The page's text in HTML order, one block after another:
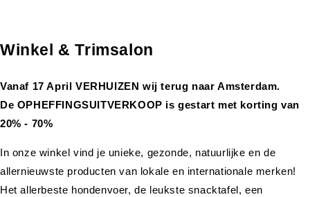
Winkel & Trimsalon
Vanaf 17 April VERHUIZEN wij terug naar Amsterdam.
De OPHEFFINGSUITVERKOOP is gestart met korting van
20% - 70%
In onze winkel vind je unieke, gezonde, natuurlijke en de
allernieuwste producten van lokale en internationale merken!
Het allerbeste hondenvoer, de leukste snacktafel, een